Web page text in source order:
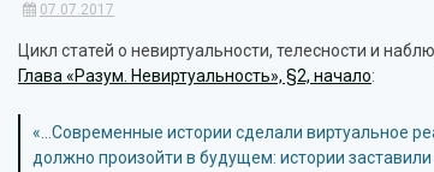
07.07.2017
Цикл статей о невиртуальности, телесности и
Глава «Разум. Невиртуальность», §2, начало:
«…Современные истории сделали виртуальное
должно произойти в будущем: истории